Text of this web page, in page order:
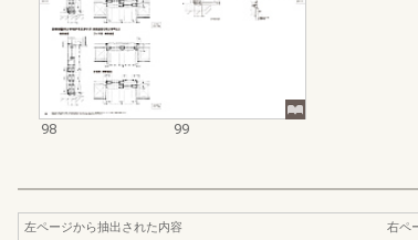
98 99
左ページから抽出された内容
右ペ